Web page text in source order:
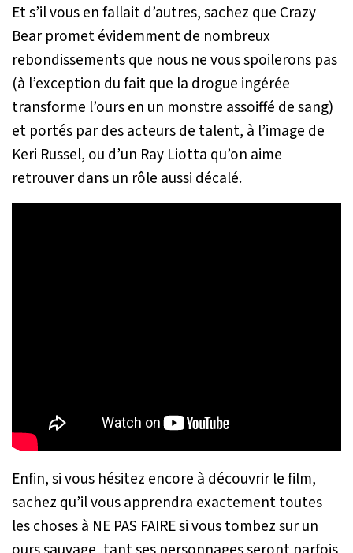
Et s’il vous en fallait d’autres, sachez que Crazy
Bear promet évidemment de nombreux
rebondissements que nous ne vous spoilerons pas
(à l’exception du fait que la drogue ingérée
transforme l’ours en un monstre assoiffé de sang)
et portés par des acteurs de talent, à l’image de
Keri Russel, ou d’un Ray Liotta qu’on aime
retrouver dans un rôle aussi décalé.
Enfin, si vous hésitez encore à découvrir le film,
sachez qu’il vous apprendra exactement toutes
les choses à NE PAS FAIRE si vous tombez sur un